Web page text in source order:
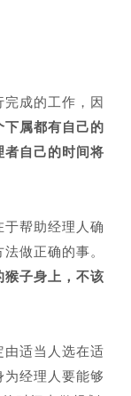
成的工作，因
下属都有自己的
自己的时间将
帮助经理人确
做正确的事。
子身上，不该
适当人选在适
经理人要能够